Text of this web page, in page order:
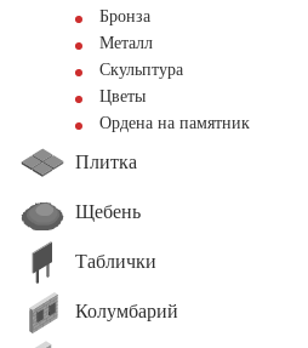
Бронза
Металл
Скульптура
Цветы
Ордена на памятник
Плитка
Щебень
Таблички
Колумбарий